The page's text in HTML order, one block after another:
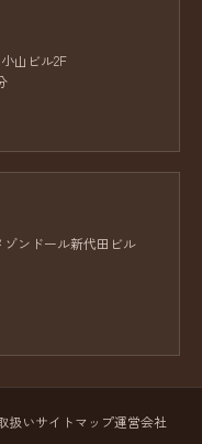
山ビル2F
ゾンドール新代田ビル
扱いサイトマップ運営会社